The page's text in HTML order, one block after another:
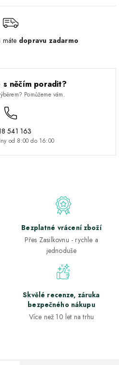
máte dopravu zadarmo
něčím poradit?
Pomůžeme vám.
541 163
od 8:00 do 16:00
Bezplatné vrácení zboží
Přes Zasilkovnu - rychle a
jednoduše
Skvělé recenze, záruka
bezpečného nákupu
Více než 10 let na trhu